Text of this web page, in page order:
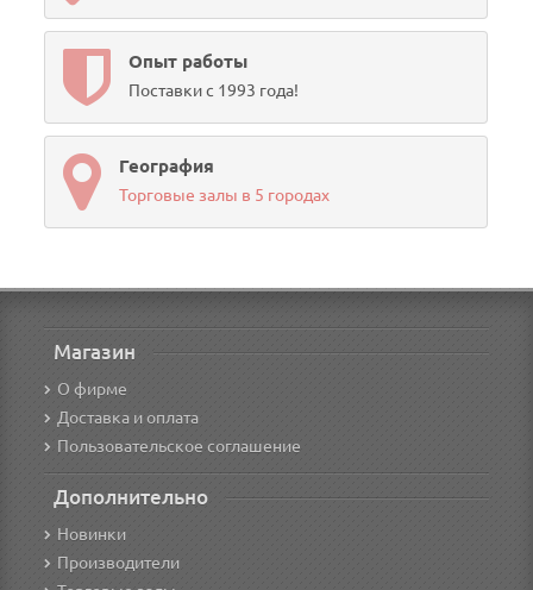
Опыт работы
Поставки с 1993 года!
География
Торговые залы в 5 городах
Магазин
О фирме
Доставка и оплата
Пользовательское соглашение
Дополнительно
Новинки
Производители